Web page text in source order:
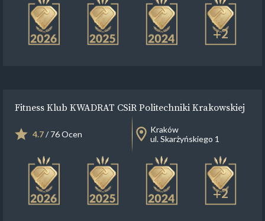
+2
Fitness Klub KWADRAT CSiR Politechniki Krakowskiej
4.7/ 76 Ocen
Kraków
ul. Skarżyńskiego 1
+2